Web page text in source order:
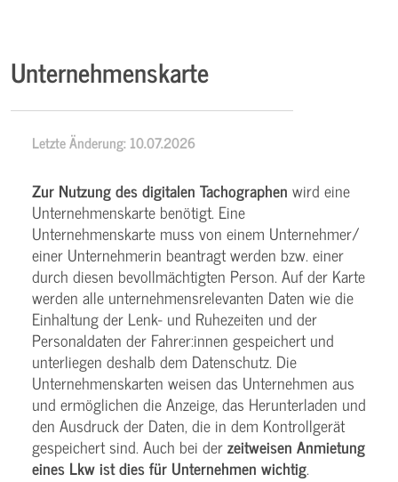
Unternehmenskarte
Letzte Änderung: 10.07.2026
Zur Nutzung des digitalen Tachographen wird eine
Unternehmenskarte benötigt. Eine
Unternehmenskarte muss von einem Unternehmer/
einer Unternehmerin beantragt werden bzw. einer
durch diesen bevollmächtigten Person. Auf der Karte
werden alle unternehmensrelevanten Daten wie die
Einhaltung der Lenk- und Ruhezeiten und der
Personaldaten der Fahrer:innen gespeichert und
unterliegen deshalb dem Datenschutz. Die
Unternehmenskarten weisen das Unternehmen aus
und ermöglichen die Anzeige, das Herunterladen und
den Ausdruck der Daten, die in dem Kontrollgerät
gespeichert sind. Auch bei derzeitweisen Anmietung
eines Lkw ist dies für Unternehmen wichtig.